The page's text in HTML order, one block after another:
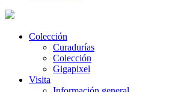
Colección
Curadurías
Colección
Gigapixel
Visita